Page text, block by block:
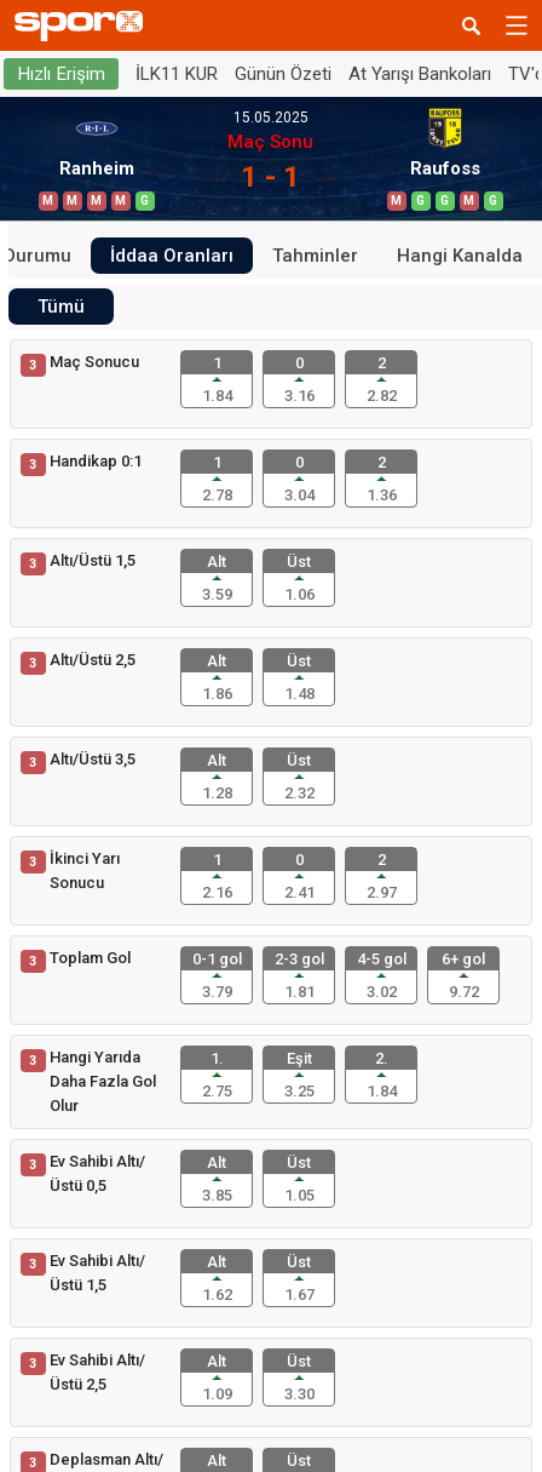
Hızlı Erişim İLK11 KUR Günün Özeti At Yarışı Bankoları
Ranheim
M M M M G
15.05.2025
Maç Sonu
1 - 1 Raufoss
M G G M G
Durumu İddaa Oranları Tahminler Hangi Kanalda
Tümü
3 Maç Sonucu
1
1.84
0
3.16
2
2.82
3 Handikap 0:1
1
2.78
0
3.04
2
1.36
3 Altı/Üstü 1,5
Alt
3.59
Üst
1.06
3 Altı/Üstü 2,5
Alt
1.86
Üst
1.48
3 Altı/Üstü 3,5
Alt
1.28
Üst
2.32
3
İkinci Yarı
Sonucu
1
2.16
0
2.41
2
2.97
3 Toplam Gol
0-1 gol
3.79
2-3 gol
1.81
4-5 gol
3.02
6+ gol
9.72
3
Hangi Yarıda
Daha Fazla Gol
Olur
1.
2.75
Eşit
3.25
2.
1.84
3
Ev Sahibi Altı/
Üstü 0,5
Alt
3.85
Üst
1.05
3
Ev Sahibi Altı/
Üstü 1,5
Alt
1.62
Üst
1.67
3
Ev Sahibi Altı/
Üstü 2,5
Alt
1.09
Üst
3.30
3
Deplasman Altı/
Alt
Üst